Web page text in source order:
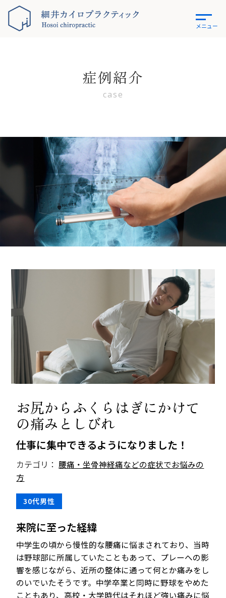
メニュー
症例紹介
case
お尻からふくらはぎにかけて
の痛みとしびれ
仕事に集中できるようになりました！
カテゴリ：腰痛・坐骨神経痛などの症状でお悩みの
方
30代男性
来院に至った経緯
中学生の頃から慢性的な腰痛に悩まされており、当時
は野球部に所属していたこともあって、プレーへの影
響を感じながら、近所の整体に通って何とか痛みをし
のいでいたそうです。中学卒業と同時に野球をやめた
こともあり、高校・大学時代はそれほど強い痛みに悩